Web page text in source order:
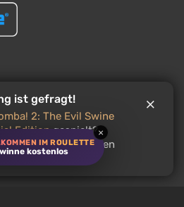
IM ROULETTE
kostenlos
×
über Nachrichten:
ist gefragt!
2: The Evil Swine
Editiongespielt?
dieses Spiel anderen